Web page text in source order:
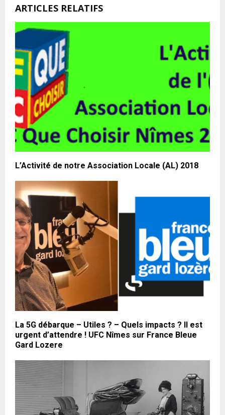
ARTICLES RELATIFS
L’Activité de notre Association Locale (AL) 2018
La 5G débarque – Utiles ? – Quels impacts ? Il est
urgent d’attendre ! UFC Nîmes sur France Bleue
Gard Lozere